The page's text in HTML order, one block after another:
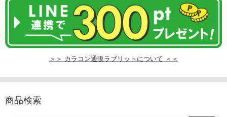
＞＞ カラコン通販ラブリットについて ＜＜
商品検索